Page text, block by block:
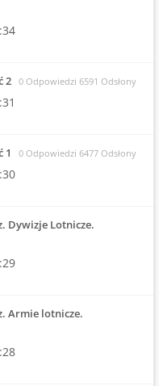
2 0 Odpowiedzi 6591 Odsłony
1 0 Odpowiedzi 6477 Odsłony
Dywizje Lotnicze.
Armie lotnicze.